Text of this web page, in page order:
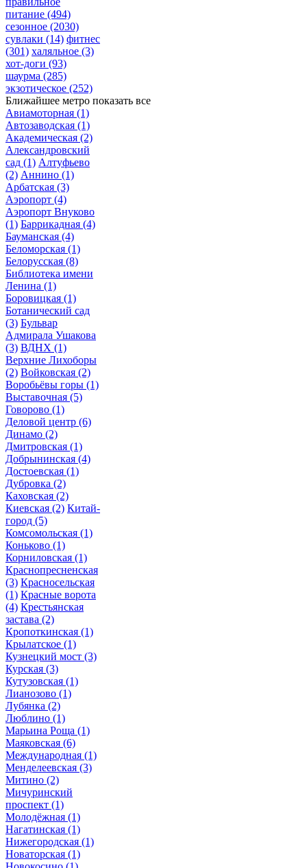
питание (494)
сезонное (2030)
сувлаки (14) фитнес
(301) халяльное (3)
хот-доги (93)
шаурма (285)
экзотическое (252)
Ближайшее метро показать все
Авиамоторная (1)
Автозаводская (1)
Академическая (2)
Александровский
сад (1) Алтуфьево
(2) Аннино (1)
Арбатская (3)
Аэропорт (4)
Аэропорт Внуково
(1) Баррикадная (4)
Бауманская (4)
Беломорская (1)
Белорусская (8)
Библиотека имени
Ленина (1)
Боровицкая (1)
Ботанический сад
(3) Бульвар
Адмирала Ушакова
(3) ВДНХ (1)
Верхние Лихоборы
(2) Войковская (2)
Воробьёвы горы (1)
Выставочная (5)
Говорово (1)
Деловой центр (6)
Динамо (2)
Дмитровская (1)
Добрынинская (4)
Достоевская (1)
Дубровка (2)
Каховская (2)
Киевская (2) Китай-
город (5)
Комсомольская (1)
Коньково (1)
Корниловская (1)
Краснопресненская
(3) Красносельская
(1) Красные ворота
(4) Крестьянская
застава (2)
Кропоткинская (1)
Крылатское (1)
Кузнецкий мост (3)
Курская (3)
Кутузовская (1)
Лианозово (1)
Лубянка (2)
Люблино (1)
Марьина Роща (1)
Маяковская (6)
Международная (1)
Менделеевская (3)
Митино (2)
Мичуринский
проспект (1)
Молодёжная (1)
Нагатинская (1)
Нижегородская (1)
Новаторская (1)